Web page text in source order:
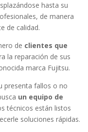
hasta su
de manera
de calidad.
de clientes que
la reparación de sus
marca Fujitsu.
presenta fallos o no
un equipo de
técnicos están listos
soluciones rápidas.